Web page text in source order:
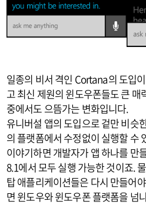
일종의 비서 격인 Cortana의 도입
고 최신 제원의 윈도우폰들도 큰
중에서도 으뜸가는 변화입니다.
유니버설 앱의 도입으로 겉만 비슷
의 플랫폼에서 수정없이 실행할 수
이야기하면 개발자가 앱 하나를 만
8.1에서 모두 실행 가능한 것이죠.
탑 애플리케이션들은 다시 만들어
면 윈도우와 윈도우폰 플랫폼을 넘